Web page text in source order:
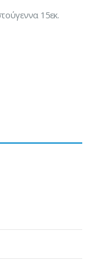
15εκ.